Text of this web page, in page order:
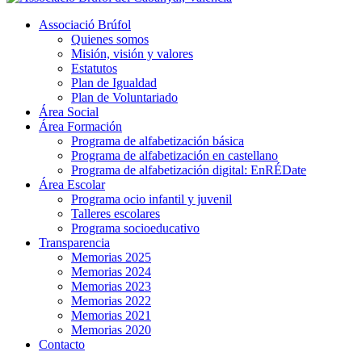
Associació Brúfol
Quienes somos
Misión, visión y valores
Estatutos
Plan de Igualdad
Plan de Voluntariado
Área Social
Área Formación
Programa de alfabetización básica
Programa de alfabetización en castellano
Programa de alfabetización digital: EnRÉDate
Área Escolar
Programa ocio infantil y juvenil
Talleres escolares
Programa socioeducativo
Transparencia
Memorias 2025
Memorias 2024
Memorias 2023
Memorias 2022
Memorias 2021
Memorias 2020
Contacto